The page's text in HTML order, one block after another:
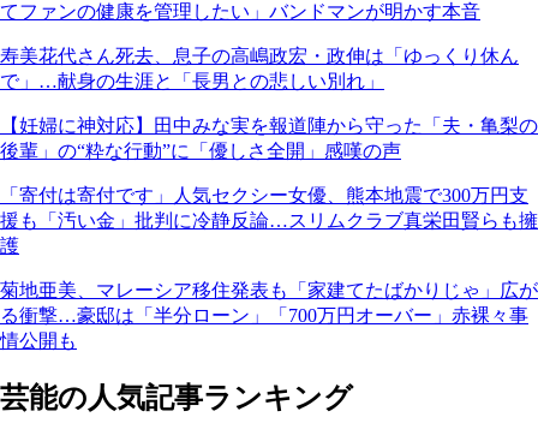
てファンの健康を管理したい」バンドマンが明かす本音
寿美花代さん死去、息子の高嶋政宏・政伸は「ゆっくり休ん
で」…献身の生涯と「長男との悲しい別れ」
【妊婦に神対応】田中みな実を報道陣から守った「夫・亀梨の
後輩」の“粋な行動”に「優しさ全開」感嘆の声
「寄付は寄付です」人気セクシー女優、熊本地震で300万円支
援も「汚い金」批判に冷静反論…スリムクラブ真栄田賢らも擁
護
菊地亜美、マレーシア移住発表も「家建てたばかりじゃ」広が
る衝撃…豪邸は「半分ローン」「700万円オーバー」赤裸々事
情公開も
芸能の人気記事ランキング